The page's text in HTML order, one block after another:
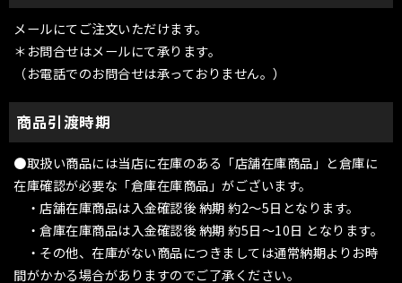
メールにてご注文いただけます。
＊お問合せはメールにて承ります。
（お電話でのお問合せは承っておりません。）
商品引渡時期
●取扱い商品には当店に在庫のある「店舗在庫商品」と倉庫に
在庫確認が必要な「倉庫在庫商品」がございます。
・店舗在庫商品は入金確認後 納期 約2〜5日となります。
・倉庫在庫商品は入金確認後 納期 約5日〜10日 となります。
・その他、在庫がない商品につきましては通常納期よりお時
間がかかる場合がありますのでご了承ください。